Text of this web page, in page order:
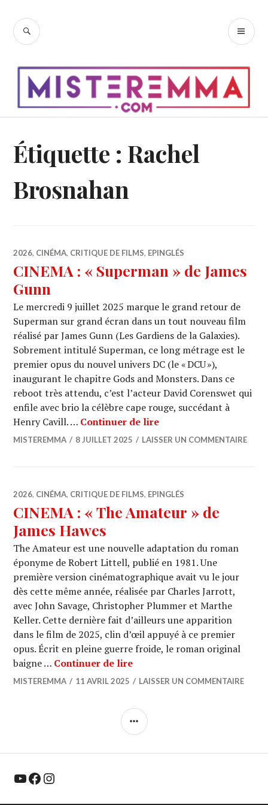
contenu
RECHERCHE
Étiquette : Rachel
Brosnahan
2026, CINÉMA, CRITIQUE DE FILMS, EPINGLÉS
CINEMA : « Superman » de James
Gunn
Le mercredi 9 juillet 2025 marque le grand retour de
Superman sur grand écran dans un tout nouveau film
réalisé par James Gunn (Les Gardiens de la Galaxies).
Sobrement intitulé Superman, ce long métrage est le
premier opus du nouvel univers DC (le « DCU »),
inaugurant le chapitre Gods and Monsters. Dans ce
reboot très attendu, c’est l’acteur David Corenswet qui
enfile avec brio la célèbre cape rouge, succédant à
Henry Cavill. … Continuer de lireCINEMA : « Superman
MISTEREMMA 8 JUILLET 2025 LAISSER UN COMMENTAIRE
2026, CINÉMA, CRITIQUE DE FILMS, EPINGLÉS
CINEMA : « The Amateur » de
James Hawes
The Amateur est une nouvelle adaptation du roman
éponyme de Robert Littell, publié en 1981. Une
première version cinématographique avait vu le jour
dès cette même année, réalisée par Charles Jarrott,
avec John Savage, Christopher Plummer et Marthe
Keller. Cette dernière fait d’ailleurs une apparition
dans le film de 2025, clin d’œil appuyé à ce premier
opus. Écrit en pleine guerre froide, le roman original
baigne … Continuer de lireCINEMA : « The Amateur »
MISTEREMMA 11 AVRIL 2025 LAISSER UN COMMENTAIRE
COLONNE
YouTube Facebook Instagram